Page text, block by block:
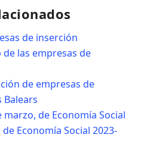
de inserción
las empresas de
de empresas de
Balears
marzo, de Economía Social
Economía Social 2023-